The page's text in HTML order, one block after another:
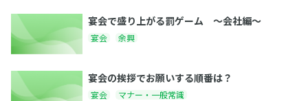
宴会で盛り上がる罰ゲーム 〜会社編〜
宴会 余興
宴会の挨拶でお願いする順番は？
宴会 マナー・一般常識